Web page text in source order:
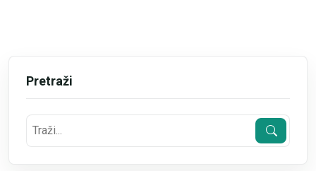
Pretraži